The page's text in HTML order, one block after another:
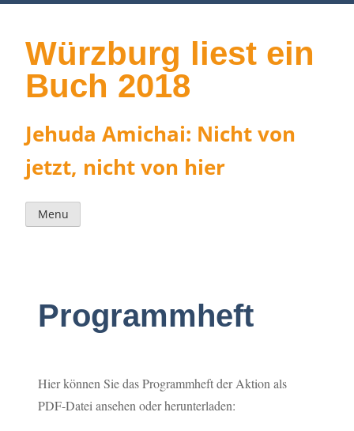
Skip
Würzburg liest ein
Buch 2018
Jehuda Amichai: Nicht von
jetzt, nicht von hier
Menu
Programmheft
Hier können Sie das Programmheft der Aktion als
PDF-Datei ansehen oder herunterladen: